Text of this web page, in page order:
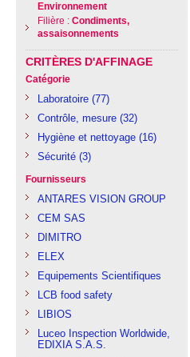
Environnement
Filière : Condiments,
assaisonnements
CRITÈRES D'AFFINAGE
Catégorie
Laboratoire (77)
Contrôle, mesure (32)
Hygiène et nettoyage (16)
Sécurité (3)
Fournisseurs
ANTARES VISION GROUP
CEM SAS
DIMITRO
ELEX
Equipements Scientifiques
LCB food safety
LIBIOS
Luceo Inspection Worldwide,
EDIXIA S.A.S.